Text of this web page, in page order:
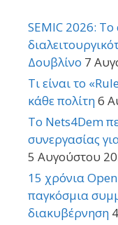
SEMIC 2026: Το
Δουβλίνο 7
Τι είναι το
κάθε πολίτη6
Το Nets4Dem
συνεργασίας
5 Αυγούστου
15 χρόνια
παγκόσμια
διακυβέρνηση